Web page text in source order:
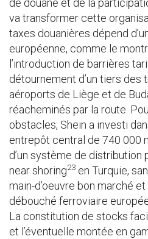
de douane et de la
va transformer cette
taxes douanières dépend
européenne, comme le
l’introduction de barrières
détournement d’un tiers
aéroports de Liège et de
réacheminés par la route.
obstacles, Shein a investi
entrepôt central de 740 000
d’un système de distribution
near shoring23 en Turquie,
main-d’oeuvre bon marché
débouché ferroviaire
La constitution de stocks
et l’éventuelle montée en